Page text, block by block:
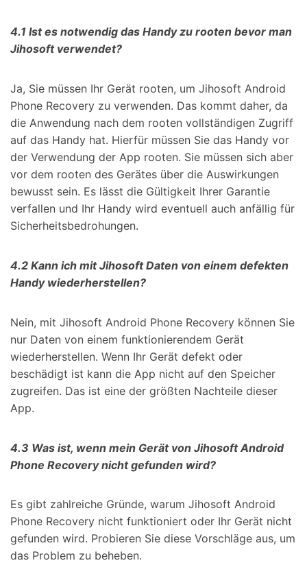
4.1 Ist es notwendig das Handy zu rooten bevor man
Jihosoft verwendet?
Ja, Sie müssen Ihr Gerät rooten, um Jihosoft Android
Phone Recovery zu verwenden. Das kommt daher, da
die Anwendung nach dem rooten vollständigen Zugriff
auf das Handy hat. Hierfür müssen Sie das Handy vor
der Verwendung der App rooten. Sie müssen sich aber
vor dem rooten des Gerätes über die Auswirkungen
bewusst sein. Es lässt die Gültigkeit Ihrer Garantie
verfallen und Ihr Handy wird eventuell auch anfällig für
Sicherheitsbedrohungen.
4.2 Kann ich mit Jihosoft Daten von einem defekten
Handy wiederherstellen?
Nein, mit Jihosoft Android Phone Recovery können Sie
nur Daten von einem funktionierendem Gerät
wiederherstellen. Wenn Ihr Gerät defekt oder
beschädigt ist kann die App nicht auf den Speicher
zugreifen. Das ist eine der größten Nachteile dieser
App.
4.3 Was ist, wenn mein Gerät von Jihosoft Android
Phone Recovery nicht gefunden wird?
Es gibt zahlreiche Gründe, warum Jihosoft Android
Phone Recovery nicht funktioniert oder Ihr Gerät nicht
gefunden wird. Probieren Sie diese Vorschläge aus, um
das Problem zu beheben.